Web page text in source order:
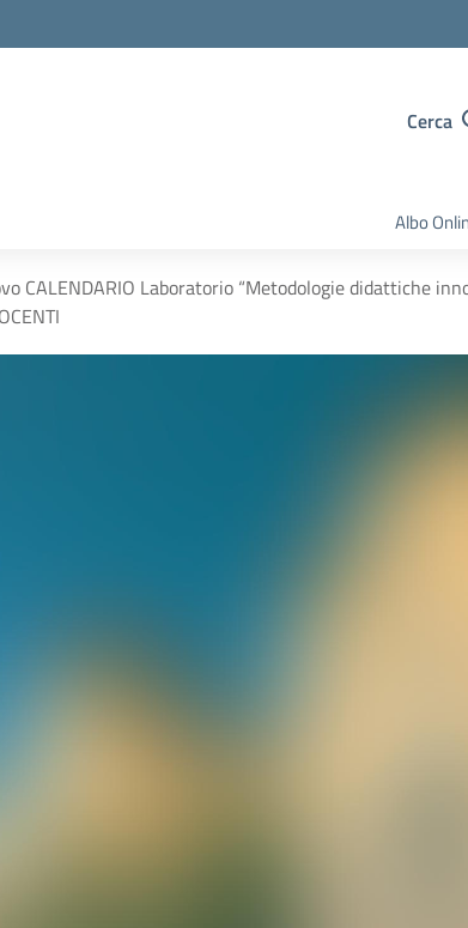
Cerca
Albo
CALENDARIO Laboratorio “Metodologie didattiche